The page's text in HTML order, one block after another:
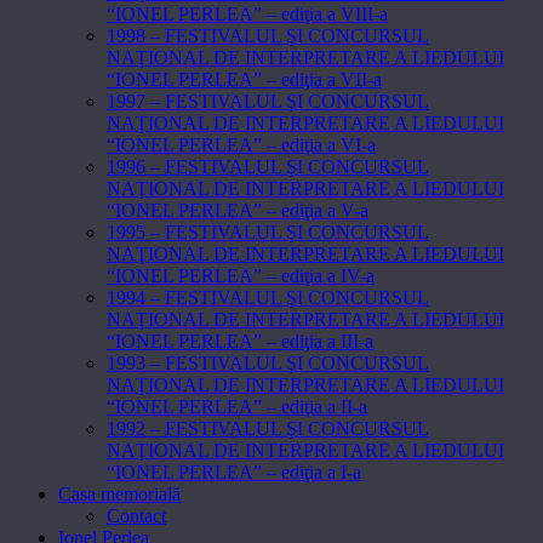
“IONEL PERLEA” – ediţia a VIII-a
1998 – FESTIVALUL ŞI CONCURSUL
NAŢIONAL DE INTERPRETARE A LIEDULUI
“IONEL PERLEA” – ediţia a VII-a
1997 – FESTIVALUL ŞI CONCURSUL
NAŢIONAL DE INTERPRETARE A LIEDULUI
“IONEL PERLEA” – ediţia a VI-a
1996 – FESTIVALUL ŞI CONCURSUL
NAŢIONAL DE INTERPRETARE A LIEDULUI
“IONEL PERLEA” – ediţia a V-a
1995 – FESTIVALUL ŞI CONCURSUL
NAŢIONAL DE INTERPRETARE A LIEDULUI
“IONEL PERLEA” – ediţia a IV-a
1994 – FESTIVALUL ŞI CONCURSUL
NAŢIONAL DE INTERPRETARE A LIEDULUI
“IONEL PERLEA” – ediţia a III-a
1993 – FESTIVALUL ŞI CONCURSUL
NAŢIONAL DE INTERPRETARE A LIEDULUI
“IONEL PERLEA” – ediţia a II-a
1992 – FESTIVALUL ŞI CONCURSUL
NAŢIONAL DE INTERPRETARE A LIEDULUI
“IONEL PERLEA” – ediţia a I-a
Casa memorială
Contact
Ionel Perlea